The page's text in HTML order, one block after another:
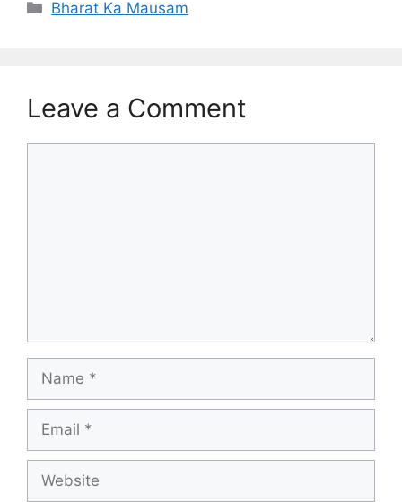
Categories
Bharat Ka Mausam
Leave a Comment
Name
Email
Website